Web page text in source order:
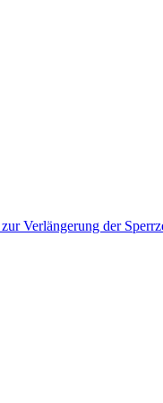
Verlängerung der